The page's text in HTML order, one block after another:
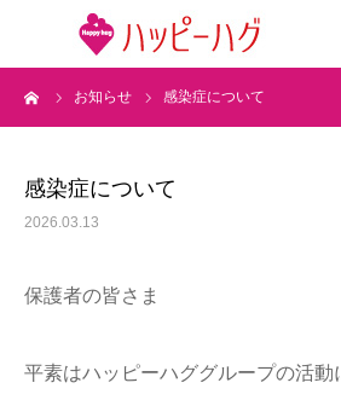
お知らせ 感染症について
感染症について
2026.03.13
保護者の皆さま
平素はハッピーハググループの活動
2つの特徴
施設紹介
求人情報